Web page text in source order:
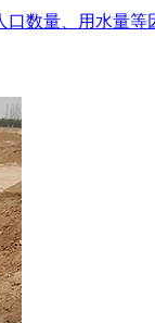
数量、用水量